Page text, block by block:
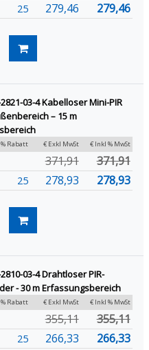
25 279,46 279,46
03-4 Kabelloser Mini-PIR
– 15 m
% Rabatt € Exkl MwSt € Inkl % MwSt
371,91 371,91
25 278,93 278,93
03-4 Drahtloser PIR-
- 30 m Erfassungsbereich
% Rabatt € Exkl MwSt € Inkl % MwSt
355,11 355,11
25 266,33 266,33